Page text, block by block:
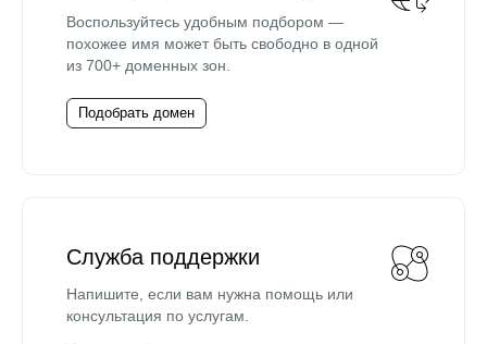
Воспользуйтесь удобным подбором —
похожее имя может быть свободно в одной
из 700+ доменных зон.
Подобрать домен
Служба поддержки
Напишите, если вам нужна помощь или
консультация по услугам.